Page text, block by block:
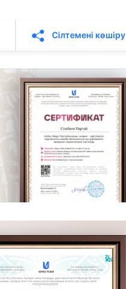
Сілтемені көшіру